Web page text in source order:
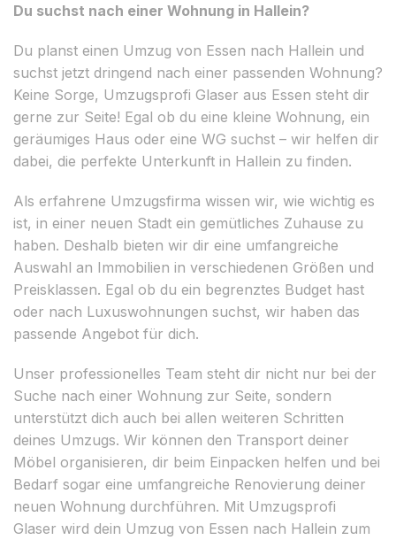
Du suchst nach einer Wohnung in Hallein?
Du planst einen Umzug von Essen nach Hallein und
suchst jetzt dringend nach einer passenden Wohnung?
Keine Sorge, Umzugsprofi Glaser aus Essen steht dir
gerne zur Seite! Egal ob du eine kleine Wohnung, ein
geräumiges Haus oder eine WG suchst – wir helfen dir
dabei, die perfekte Unterkunft in Hallein zu finden.
Als erfahrene Umzugsfirma wissen wir, wie wichtig es
ist, in einer neuen Stadt ein gemütliches Zuhause zu
haben. Deshalb bieten wir dir eine umfangreiche
Auswahl an Immobilien in verschiedenen Größen und
Preisklassen. Egal ob du ein begrenztes Budget hast
oder nach Luxuswohnungen suchst, wir haben das
passende Angebot für dich.
Unser professionelles Team steht dir nicht nur bei der
Suche nach einer Wohnung zur Seite, sondern
unterstützt dich auch bei allen weiteren Schritten
deines Umzugs. Wir können den Transport deiner
Möbel organisieren, dir beim Einpacken helfen und bei
Bedarf sogar eine umfangreiche Renovierung deiner
neuen Wohnung durchführen. Mit Umzugsprofi
Glaser wird dein Umzug von Essen nach Hallein zum